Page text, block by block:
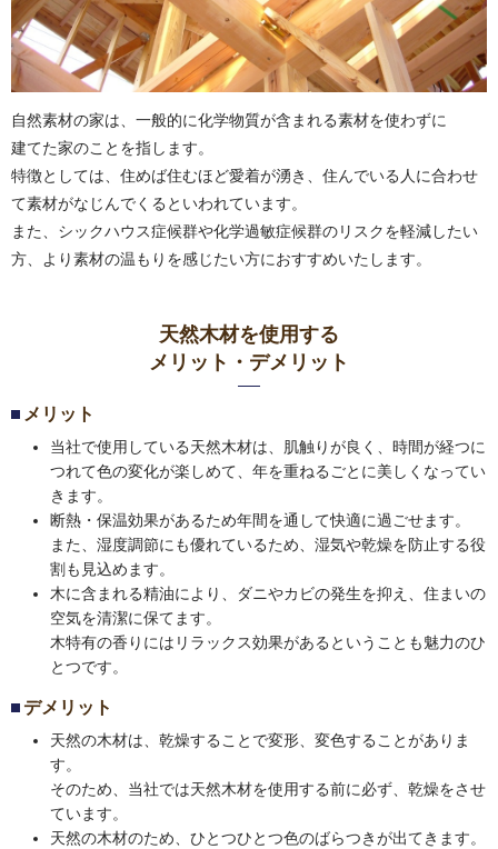
自然素材の家は、一般的に化学物質が含まれる素材を使わずに
建てた家のことを指します。
特徴としては、住めば住むほど愛着が湧き、住んでいる人に合わせ
て素材がなじんでくるといわれています。
また、シックハウス症候群や化学過敏症候群のリスクを軽減したい
方、より素材の温もりを感じたい方におすすめいたします。
天然木材を使用する
メリット・デメリット
メリット
当社で使用している天然木材は、肌触りが良く、時間が経つに
つれて色の変化が楽しめて、年を重ねるごとに美しくなってい
きます。
断熱・保温効果があるため年間を通して快適に過ごせます。
また、湿度調節にも優れているため、湿気や乾燥を防止する役
割も見込めます。
木に含まれる精油により、ダニやカビの発生を抑え、住まいの
空気を清潔に保てます。
木特有の香りにはリラックス効果があるということも魅力のひ
とつです。
デメリット
天然の木材は、乾燥することで変形、変色することがありま
す。
そのため、当社では天然木材を使用する前に必ず、乾燥をさせ
ています。
天然の木材のため、ひとつひとつ色のばらつきが出てきます。